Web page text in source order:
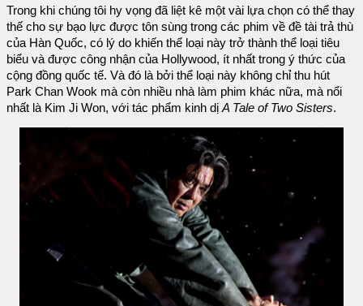
Trong khi chúng tôi hy vọng đã liệt kê một vài lựa chọn có thể thay
thế cho sự bạo lực được tôn sùng trong các phim về đề tài trả thù
của Hàn Quốc, có lý do khiến thể loại này trở thành thể loại tiêu
biểu và được công nhận của Hollywood, ít nhất trong ý thức của
cộng đồng quốc tế. Và đó là bởi thể loại này không chỉ thu hút
Park Chan Wook mà còn nhiều nhà làm phim khác nữa, mà nổi
nhất là Kim Ji Won, với tác phẩm kinh dị A Tale of Two Sisters.